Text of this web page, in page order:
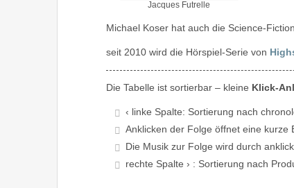
Jacques Futrelle
Michael Koser hat auch die Science-
seit 2010 wird die Hörspiel-Serie von
Die Tabelle ist sortierbar – kleine Klick-
‹ linke Spalte: Sortierung nach
Anklicken der Folge öffnet eine kurze
Die Musik zur Folge wird durch
rechte Spalte › : Sortierung nach